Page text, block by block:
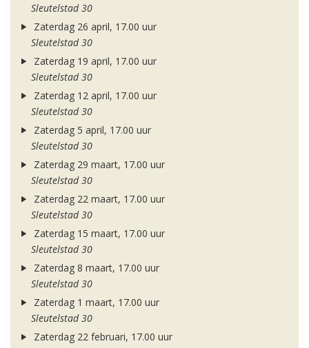
Sleutelstad 30
Zaterdag 26 april, 17.00 uur
Sleutelstad 30
Zaterdag 19 april, 17.00 uur
Sleutelstad 30
Zaterdag 12 april, 17.00 uur
Sleutelstad 30
Zaterdag 5 april, 17.00 uur
Sleutelstad 30
Zaterdag 29 maart, 17.00 uur
Sleutelstad 30
Zaterdag 22 maart, 17.00 uur
Sleutelstad 30
Zaterdag 15 maart, 17.00 uur
Sleutelstad 30
Zaterdag 8 maart, 17.00 uur
Sleutelstad 30
Zaterdag 1 maart, 17.00 uur
Sleutelstad 30
Zaterdag 22 februari, 17.00 uur